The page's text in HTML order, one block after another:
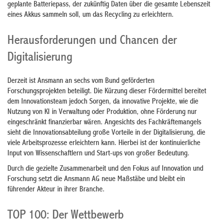
geplante Batteriepass, der zukünftig Daten über die gesamte Lebenszeit
eines Akkus sammeln soll, um das Recycling zu erleichtern.
Herausforderungen und Chancen der
Digitalisierung
Derzeit ist Ansmann an sechs vom Bund geförderten
Forschungsprojekten beteiligt. Die Kürzung dieser Fördermittel bereitet
dem Innovationsteam jedoch Sorgen, da innovative Projekte, wie die
Nutzung von KI in Verwaltung oder Produktion, ohne Förderung nur
eingeschränkt finanzierbar wären. Angesichts des Fachkräftemangels
sieht die Innovationsabteilung große Vorteile in der Digitalisierung, die
viele Arbeitsprozesse erleichtern kann. Hierbei ist der kontinuierliche
Input von Wissenschaftlern und Start-ups von großer Bedeutung.
Durch die gezielte Zusammenarbeit und den Fokus auf Innovation und
Forschung setzt die Ansmann AG neue Maßstäbe und bleibt ein
führender Akteur in ihrer Branche.
TOP 100: Der Wettbewerb